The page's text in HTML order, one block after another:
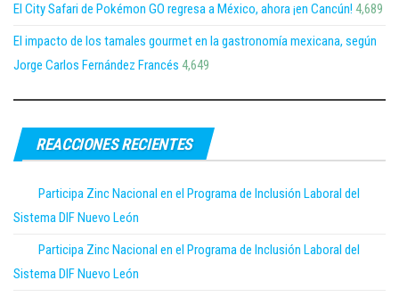
El City Safari de Pokémon GO regresa a México, ahora ¡en Cancún! 4,689
El impacto de los tamales gourmet en la gastronomía mexicana, según
Jorge Carlos Fernández Francés 4,649
REACCIONES RECIENTES
Participa Zinc Nacional en el Programa de Inclusión Laboral del
Sistema DIF Nuevo León
Participa Zinc Nacional en el Programa de Inclusión Laboral del
Sistema DIF Nuevo León